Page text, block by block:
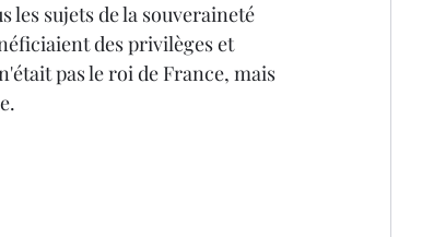
les sujets de la souveraineté
des privilèges et
pas le roi de France, mais